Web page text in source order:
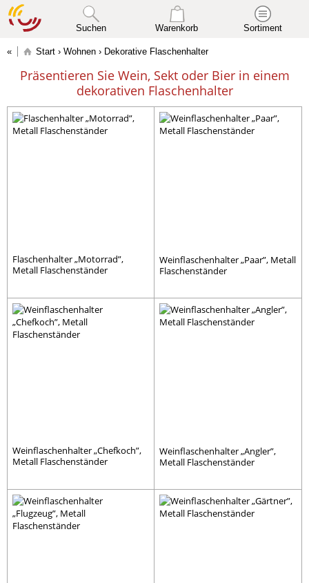
Suchen Warenkorb Sortiment
Start › Wohnen › Dekorative Flaschenhalter
Präsentieren Sie Wein, Sekt oder Bier in einem
dekorativen Flaschenhalter
Flaschenhalter „Motorrad”,
Metall Flaschenständer
Weinflaschenhalter „Paar”, Metall
Flaschenständer
Weinflaschenhalter „Chefkoch”,
Metall Flaschenständer
Weinflaschenhalter „Angler”,
Metall Flaschenständer